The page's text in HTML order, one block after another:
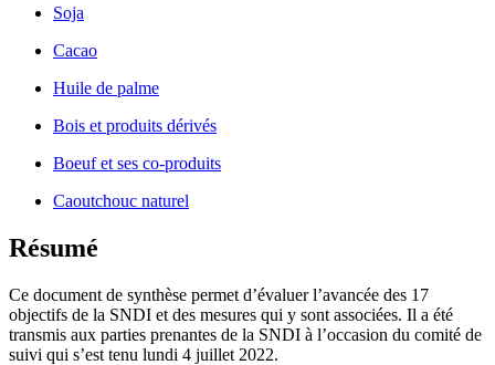
Soja
Cacao
Huile de palme
Bois et produits dérivés
Boeuf et ses co-produits
Caoutchouc naturel
Résumé
Ce document de synthèse permet d’évaluer l’avancée des 17
objectifs de la SNDI et des mesures qui y sont associées. Il a été
transmis aux parties prenantes de la SNDI à l’occasion du comité de
suivi qui s’est tenu lundi 4 juillet 2022.